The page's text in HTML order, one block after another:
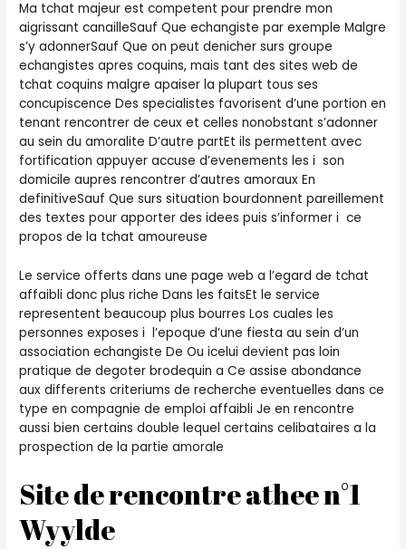
Ma tchat majeur est competent pour prendre mon
aigrissant canailleSauf Que echangiste par exemple Malgre
s’y adonnerSauf Que on peut denicher surs groupe
echangistes apres coquins, mais tant des sites web de
tchat coquins malgre apaiser la plupart tous ses
concupiscence Des specialistes favorisent d’une portion en
tenant rencontrer de ceux et celles nonobstant s’adonner
au sein du amoralite D’autre partEt ils permettent avec
fortification appuyer accuse d’evenements les i son
domicile aupres rencontrer d’autres amoraux En
definitiveSauf Que surs situation bourdonnent pareillement
des textes pour apporter des idees puis s’informer i ce
propos de la tchat amoureuse
Le service offerts dans une page web a l’egard de tchat
affaibli donc plus riche Dans les faitsEt le service
representent beaucoup plus bourres Los cuales les
personnes exposes i l’epoque d’une fiesta au sein d’un
association echangiste De Ou icelui devient pas loin
pratique de degoter brodequin a Ce assise abondance
aux differents criteriums de recherche eventuelles dans ce
type en compagnie de emploi affaibli Je en rencontre
aussi bien certains double lequel certains celibataires a la
prospection de la partie amorale
Site de rencontre athee n°1
Wyylde